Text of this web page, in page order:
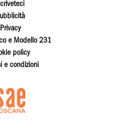
Privacy
e Modello 231
policy
e condizioni